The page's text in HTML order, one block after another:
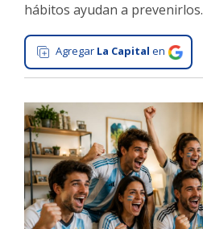
Gastronomía
Salud
Interés
La
Ciudad
Deportes
Arte
y
hábitos ayudan a prevenirlos.
Agregar La Capital en